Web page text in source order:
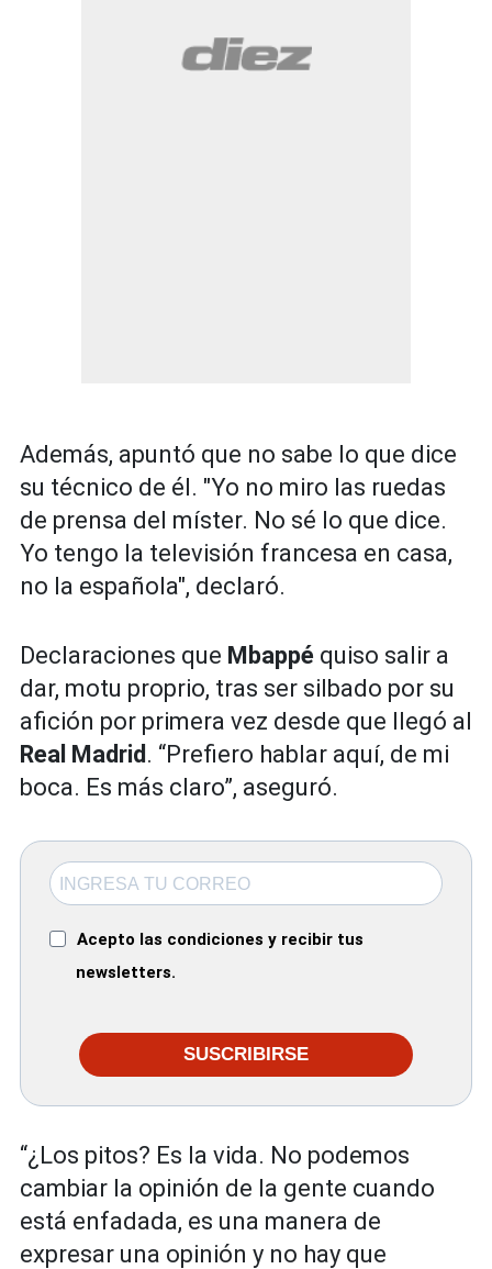
Además, apuntó que no sabe lo que dice
su técnico de él. "Yo no miro las ruedas
de prensa del míster. No sé lo que dice.
Yo tengo la televisión francesa en casa,
no la española", declaró.
Declaraciones que Mbappé quiso salir a
dar, motu proprio, tras ser silbado por su
afición por primera vez desde que llegó al
Real Madrid . “Prefiero hablar aquí, de mi
boca. Es más claro”, aseguró.
Acepto las condiciones y recibir tus
newsletters.
SUSCRIBIRSE
“¿Los pitos? Es la vida. No podemos
cambiar la opinión de la gente cuando
está enfadada, es una manera de
expresar una opinión y no hay que